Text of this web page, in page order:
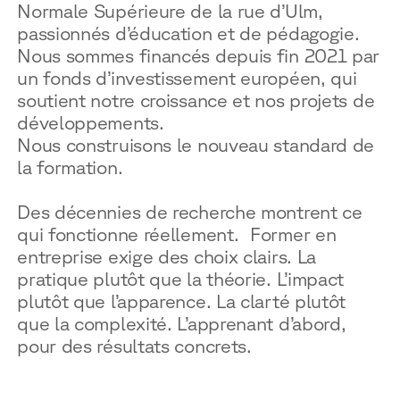
Normale Supérieure de la rue d’Ulm,
passionnés d’éducation et de pédagogie.
Nous sommes financés depuis fin 2021 par
un fonds d’investissement européen, qui
soutient notre croissance et nos projets de
développements.
Nous construisons le nouveau standard de
la formation.
Des décennies de recherche montrent ce
qui fonctionne réellement. Former en
entreprise exige des choix clairs. La
pratique plutôt que la théorie. L’impact
plutôt que l’apparence. La clarté plutôt
que la complexité. L’apprenant d’abord,
pour des résultats concrets.